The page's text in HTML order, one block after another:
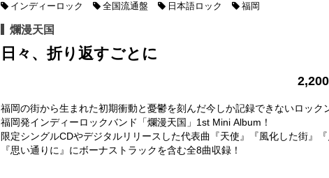
インディーロック 全国流通盤 日本語ロック 福岡
爛漫天国
日々、折り返すごとに
福岡の街から生まれた初期衝動と憂鬱を刻んだ今しか記録できないロック
福岡発インディーロックバンド「爛漫天国」1st Mini Album！
限定シングルCDやデジタルリリースした代表曲『天使』『風化した街』『
『思い通りに』にボーナストラックを含む全8曲収録！